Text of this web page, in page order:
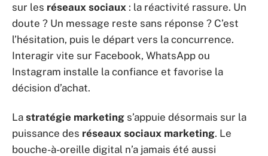
sur les réseaux sociaux : la réactivité rassure. Un
doute ? Un message reste sans réponse ? C’est
l’hésitation, puis le départ vers la concurrence.
Interagir vite sur Facebook, WhatsApp ou
Instagram installe la confiance et favorise la
décision d’achat.
La stratégie marketing s’appuie désormais sur la
puissance des réseaux sociaux marketing. Le
bouche-à-oreille digital n’a jamais été aussi